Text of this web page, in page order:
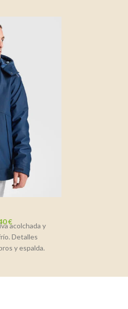
€
acolchada y
Detalles
y espalda.